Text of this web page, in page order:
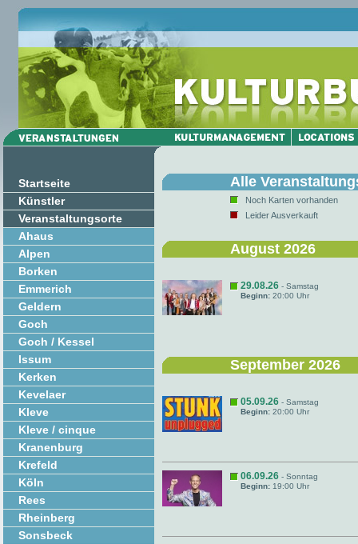
Startseite
Künstler
Veranstaltungsorte
Ahaus
Alpen
Borken
Emmerich
Geldern
Goch
Goch / Kessel
Issum
Kerken
Kevelaer
Kleve
Kleve / cinque
Kranenburg
Krefeld
Köln
Rees
Rheinberg
Sonsbeck
Alle
Noch Karten vorhanden
Leider Ausverkauft
August 2026
29.08.26 - Samstag
Beginn: 20:00 Uhr
September 2026
05.09.26 - Samstag
Beginn: 20:00 Uhr
06.09.26 - Sonntag
Beginn: 19:00 Uhr